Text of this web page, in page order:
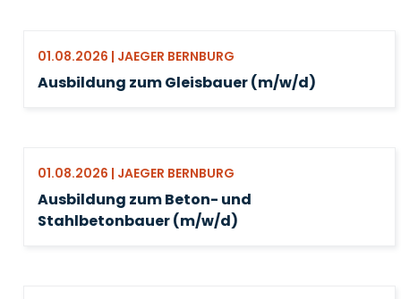
01.08.2026 | JAEGER BERNBURG
Ausbildung zum Gleisbauer (m/w/d)
01.08.2026 | JAEGER BERNBURG
Ausbildung zum Beton- und
Stahlbetonbauer (m/w/d)